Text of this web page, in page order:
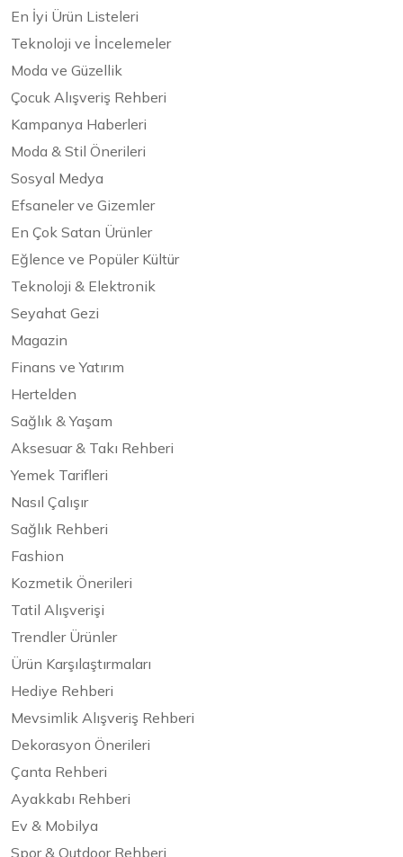
En İyi Ürün Listeleri
Teknoloji ve İncelemeler
Moda ve Güzellik
Çocuk Alışveriş Rehberi
Kampanya Haberleri
Moda & Stil Önerileri
Sosyal Medya
Efsaneler ve Gizemler
En Çok Satan Ürünler
Eğlence ve Popüler Kültür
Teknoloji & Elektronik
Seyahat Gezi
Magazin
Finans ve Yatırım
Hertelden
Sağlık & Yaşam
Aksesuar & Takı Rehberi
Yemek Tarifleri
Nasıl Çalışır
Sağlık Rehberi
Fashion
Kozmetik Önerileri
Tatil Alışverişi
Trendler Ürünler
Ürün Karşılaştırmaları
Hediye Rehberi
Mevsimlik Alışveriş Rehberi
Dekorasyon Önerileri
Çanta Rehberi
Ayakkabı Rehberi
Ev & Mobilya
Spor & Outdoor Rehberi